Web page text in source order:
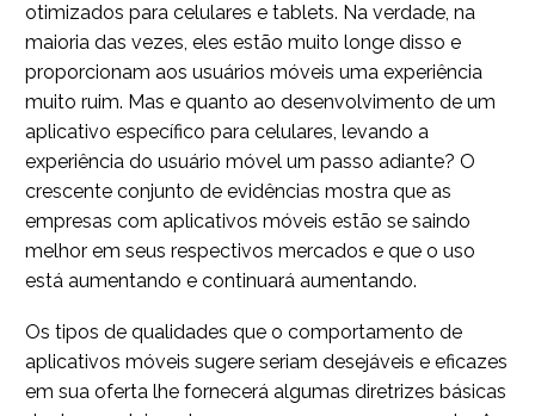
otimizados para celulares e tablets. Na verdade, na
maioria das vezes, eles estão muito longe disso e
proporcionam aos usuários móveis uma experiência
muito ruim. Mas e quanto ao desenvolvimento de um
aplicativo específico para celulares, levando a
experiência do usuário móvel um passo adiante? O
crescente conjunto de evidências mostra que as
empresas com aplicativos móveis estão se saindo
melhor em seus respectivos mercados e que o uso
está aumentando e continuará aumentando.
Os tipos de qualidades que o comportamento de
aplicativos móveis sugere seriam desejáveis e eficazes
em sua oferta lhe fornecerá algumas diretrizes básicas